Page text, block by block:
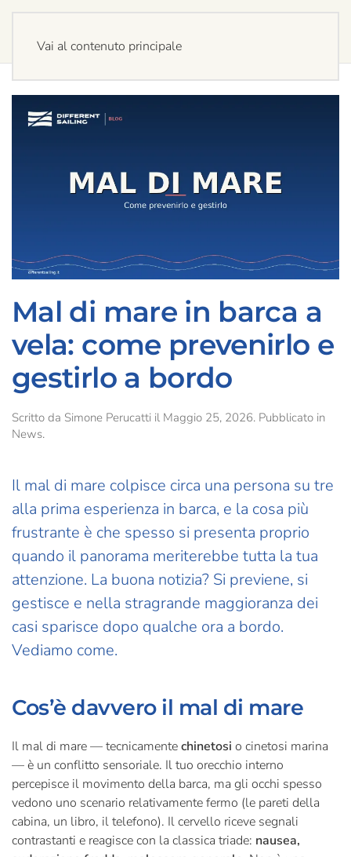
Vai al contenuto principale
Mal di mare in barca a
vela: come prevenirlo e
gestirlo a bordo
Scritto da Simone Perucatti il Maggio 25, 2026. Pubblicato in
News.
Il mal di mare colpisce circa una persona su tre
alla prima esperienza in barca, e la cosa più
frustrante è che spesso si presenta proprio
quando il panorama meriterebbe tutta la tua
attenzione. La buona notizia? Si previene, si
gestisce e nella stragrande maggioranza dei
casi sparisce dopo qualche ora a bordo.
Vediamo come.
Cos’è davvero il mal di mare
Il mal di mare — tecnicamentechinetosi o cinetosi marina
— è un conflitto sensoriale. Il tuo orecchio interno
percepisce il movimento della barca, ma gli occhi spesso
vedono uno scenario relativamente fermo (le pareti della
cabina, un libro, il telefono). Il cervello riceve segnali
contrastanti e reagisce con la classica triade: nausea,